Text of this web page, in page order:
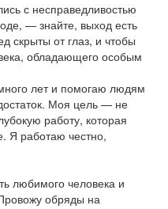
с несправедливостью
— знайте, выход есть
скрыты от глаз, и чтобы
обладающего особым
лет и помогаю людям
Моя цель — не
работу, которая
Я работаю честно,
любимого человека и
обряды на